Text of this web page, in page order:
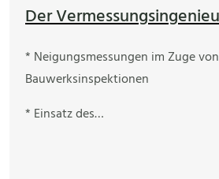
Der
* Neigungsmessungen im Zuge von
Bauwerksinspektionen
* Einsatz des…